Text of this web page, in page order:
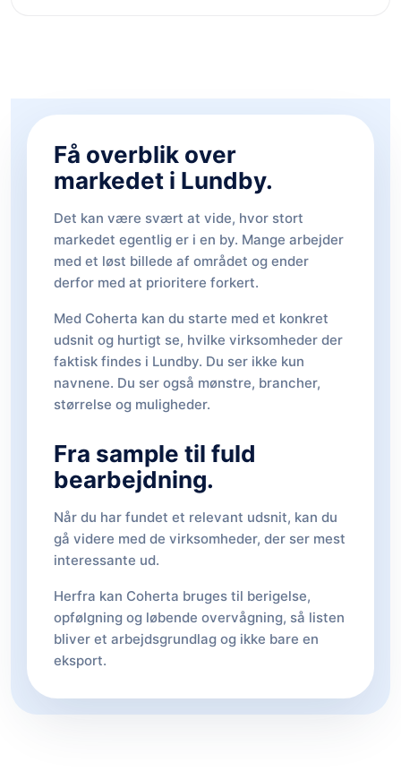
Få overblik over
markedet i Lundby.
Det kan være svært at vide, hvor stort
markedet egentlig er i en by. Mange arbejder
med et løst billede af området og ender
derfor med at prioritere forkert.
Med Coherta kan du starte med et konkret
udsnit og hurtigt se, hvilke virksomheder der
faktisk findes i Lundby. Du ser ikke kun
navnene. Du ser også mønstre, brancher,
størrelse og muligheder.
Fra sample til fuld
bearbejdning.
Når du har fundet et relevant udsnit, kan du
gå videre med de virksomheder, der ser mest
interessante ud.
Herfra kan Coherta bruges til berigelse,
opfølgning og løbende overvågning, så listen
bliver et arbejdsgrundlag og ikke bare en
eksport.